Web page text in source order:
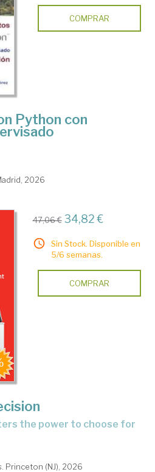
COMPRAR
Python con
2026
47,06 € 34,82 €
Sin Stock. Disponible en
5/6 semanas.
COMPRAR
Princeton (NJ), 2026